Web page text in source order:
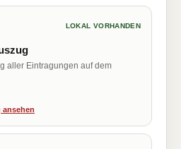
LOKAL VORHANDEN
aller Eintragungen auf dem